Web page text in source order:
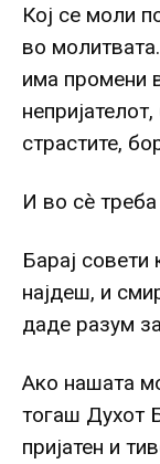
Кој се моли
во
има промени
страстите,
И во сè
Барај совети
најдеш, и
даде разум
Ако нашата
тогаш Духот
пријатен и